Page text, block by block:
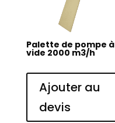
Palette de pompe à
vide 2000 m3/h
Ajouter au
devis